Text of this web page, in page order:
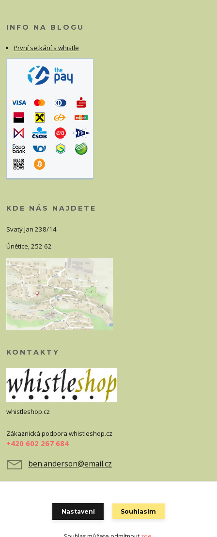
INFO NA BLOGU
První setkání s whistle
KDE NÁS NAJDETE
Svatý Jan 238/14
Únětice, 252 62
KONTAKTY
whistleshop.cz
Zákaznická podpora whistleshop.cz
+420 602 267 684
ben.anderson@email.cz
Nastavení Souhlasím